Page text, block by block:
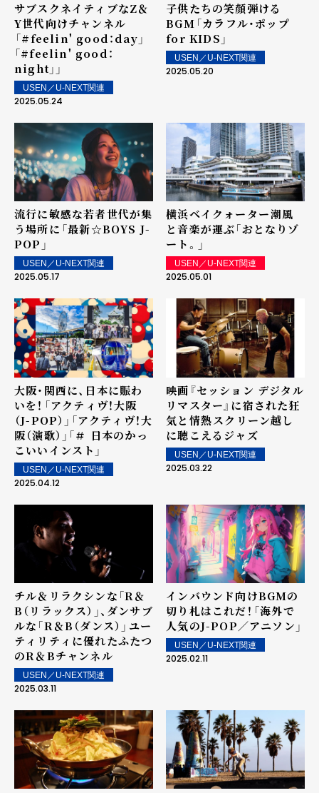
サブスクネイティブなZ＆
Y世代向けチャンネル
――「#feelin' good：day」
「#feelin' good：
night」」
USEN／U-NEXT関連
2025.05.24
子供たちの笑顔弾ける
BGM――「カラフル・ポップ
for KIDS」
USEN／U-NEXT関連
2025.05.20
流行に敏感な若者世代が集
う場所に――「最新☆BOYS J-
POP」
USEN／U-NEXT関連
2025.05.17
横浜ベイクォーター――潮風
と音楽が運ぶ「おとなりゾ
ート。」
USEN／U-NEXT関連
2025.05.01
大阪・関西に、日本に賑わ
いを！――「アクティヴ！大阪
（J-POP）」「アクティヴ！大
阪（演歌）」「＃ 日本のかっ
こいいインスト」
USEN／U-NEXT関連
2025.04.12
映画『セッション デジタル
リマスター』に宿された狂
気と情熱――スクリーン越し
に聴こえるジャズ
USEN／U-NEXT関連
2025.03.22
チル＆リラクシンな「R＆
B（リラックス）」、ダンサブ
ルな「R＆B（ダンス）」――ユー
ティリティに優れたふたつ
のR＆Bチャンネル
USEN／U-NEXT関連
2025.03.11
インバウンド向けBGMの
切り札はこれだ！――「海外で
人気のJ-POP／アニソン」
USEN／U-NEXT関連
2025.02.11